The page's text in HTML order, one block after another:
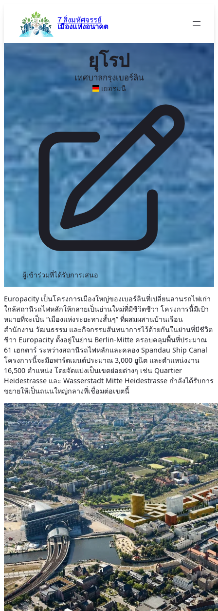
เนื้อหา
7 สิ่งมหัศจรรย์
เมืองแห่งอนาคต
ยุโรป
เทศบาลกรุงเบอร์ลิน
เยอรมนี
ผู้เข้าร่วมที่ได้รับการเสนอ
Europacity เป็นโครงการเมืองใหญ่ของเบอร์ลินที่เปลี่ยนลานรถไฟเก่า
ใกล้สถานีรถไฟหลักให้กลายเป็นย่านใหม่ที่มีชีวิตชีวา โครงการนี้มีเป้า
หมายที่จะเป็น “เมืองแห่งระยะทางสั้นๆ” ที่ผสมผสานบ้านเรือน
สำนักงาน วัฒนธรรม และกิจกรรมสันทนาการไว้ด้วยกันในย่านที่มีชีวิต
ชีวา Europacity ตั้งอยู่ในย่าน Berlin-Mitte ครอบคลุมพื้นที่ประมาณ
61 เฮกตาร์ ระหว่างสถานีรถไฟหลักและคลอง Spandau Ship Canal
โครงการนี้จะมีอพาร์ตเมนต์ประมาณ 3,000 ยูนิต และตำแหน่งงาน
16,500 ตำแหน่ง โดยจัดแบ่งเป็นเขตย่อยต่างๆ เช่น Quartier
Heidestrasse และ Wasserstadt Mitte Heidestrasse กำลังได้รับการ
ขยายให้เป็นถนนใหญ่กลางที่เชื่อมต่อเขตนี้